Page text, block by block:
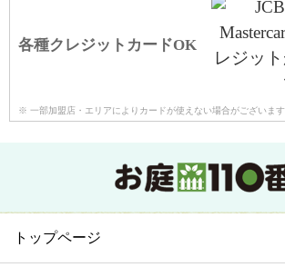
各種クレジットカードOK
※ 一部加盟店・エリアによりカードが使えない場合がございます
トップページ